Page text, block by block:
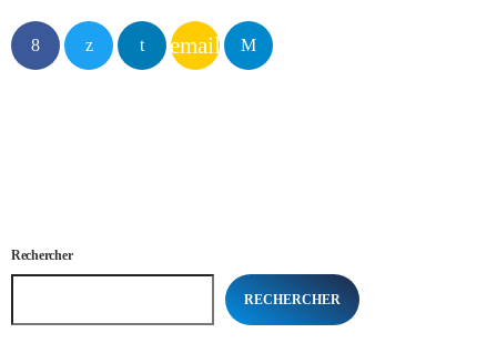
email
Rechercher
RECHERCHER